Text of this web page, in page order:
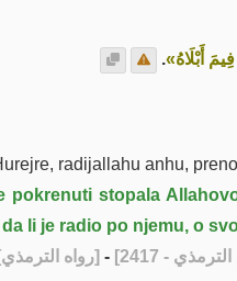
أَبْلَاهُ».
radijallahu anhu,
pokrenuti stopala
li je radio po njemu, o
- [رواه الترمذي] -